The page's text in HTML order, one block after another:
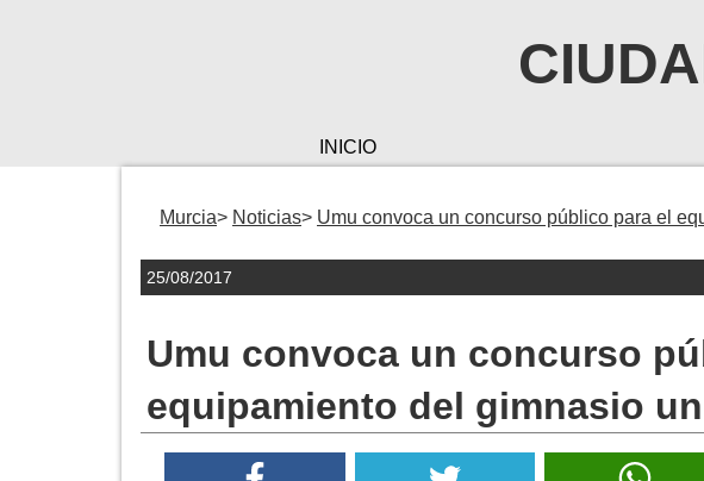
INICIO
Murcia Noticias Umu convoca un concurso público para el
25/08/2017
Umu convoca un concurso
equipamiento del gimnasio